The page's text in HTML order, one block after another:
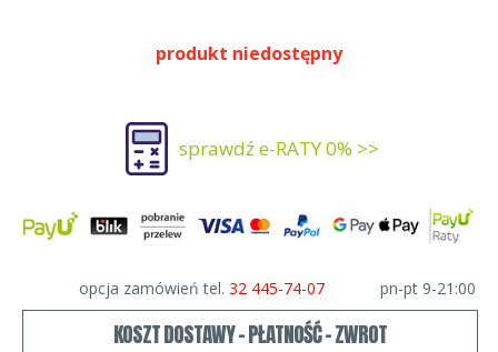
produkt niedostępny
sprawdź e-RATY 0% >>
opcja zamówień tel. 32 445-74-07 pn-pt 9-21:00
KOSZT DOSTAWY - PŁATNOŚĆ - ZWROT